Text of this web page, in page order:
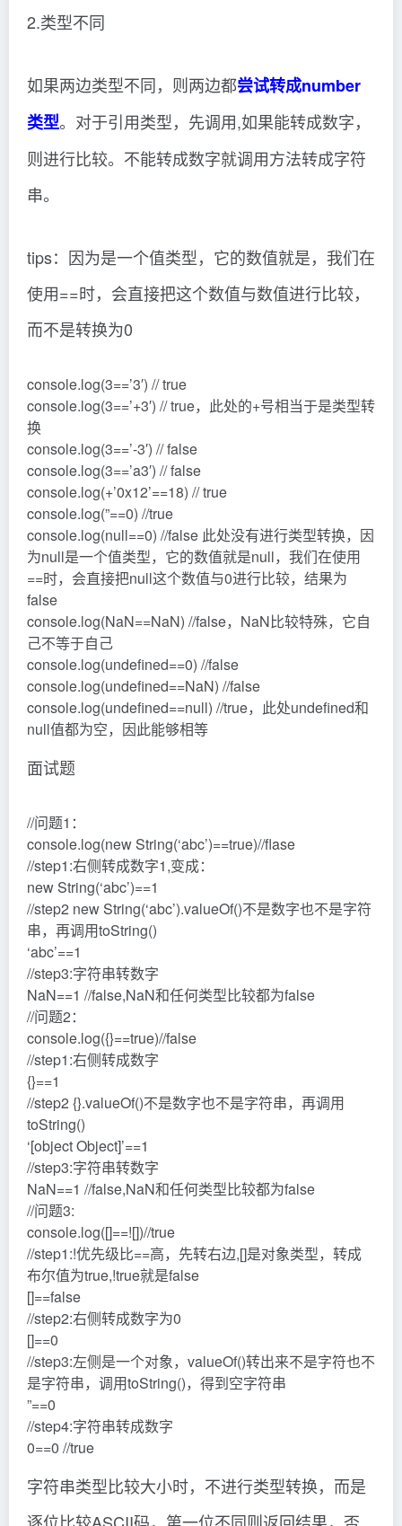
2.类型不同
如果两边类型不同，则两边都尝试转成number
类型。对于引用类型，先调用,如果能转成数字，
则进行比较。不能转成数字就调用方法转成字符
串。
tips：因为是一个值类型，它的数值就是，我们在
使用==时，会直接把这个数值与数值进行比较，
而不是转换为0
console.log(3==’3′) // true
console.log(3==’+3′) // true，此处的+号相当于是类型转
换
console.log(3==’-3′) // false
console.log(3==’a3′) // false
console.log(+’0x12’==18) // true
console.log(”==0) //true
console.log(null==0) //false 此处没有进行类型转换，因
为null是一个值类型，它的数值就是null，我们在使用
==时，会直接把null这个数值与0进行比较，结果为
false
console.log(NaN==NaN) //false，NaN比较特殊，它自
己不等于自己
console.log(undefined==0) //false
console.log(undefined==NaN) //false
console.log(undefined==null) //true，此处undefined和
null值都为空，因此能够相等
面试题
//问题1：
console.log(new String(‘abc’)==true)//flase
//step1:右侧转成数字1,变成：
new String(‘abc’)==1
//step2 new String(‘abc’).valueOf()不是数字也不是字符
串，再调用toString()
‘abc’==1
//step3:字符串转数字
NaN==1 //false,NaN和任何类型比较都为false
//问题2：
console.log({}==true)//false
//step1:右侧转成数字
{}==1
//step2 {}.valueOf()不是数字也不是字符串，再调用
toString()
‘[object Object]’==1
//step3:字符串转数字
NaN==1 //false,NaN和任何类型比较都为false
//问题3:
console.log([]==![])//true
//step1:!优先级比==高，先转右边,[]是对象类型，转成
布尔值为true,!true就是false
[]==false
//step2:右侧转成数字为0
[]==0
//step3:左侧是一个对象，valueOf()转出来不是字符也不
是字符串，调用toString()，得到空字符串
”==0
//step4:字符串转成数字
0==0 //true
字符串类型比较大小时，不进行类型转换，而是